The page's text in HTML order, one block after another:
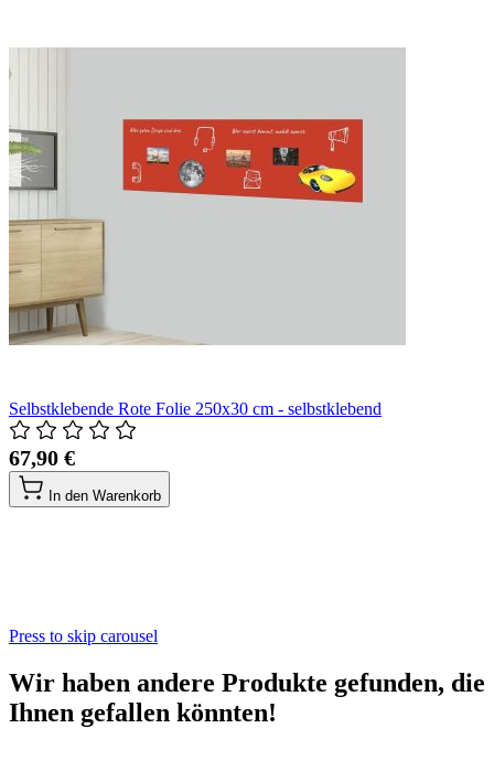
Selbstklebende Rote Folie 250x30 cm - selbstklebend
67,90 €
In den Warenkorb
Press to skip carousel
Wir haben andere Produkte gefunden, die
Ihnen gefallen könnten!